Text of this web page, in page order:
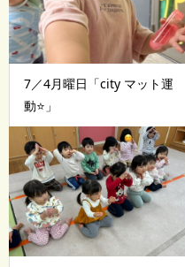
7／4月曜日「city マット運
動⭐️」